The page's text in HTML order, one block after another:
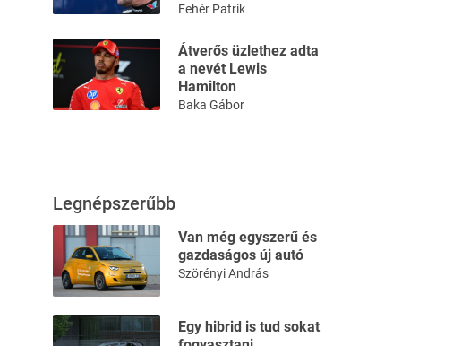
Fehér Patrik
Átverős üzlethez adta
a nevét Lewis
Hamilton
Baka Gábor
Legnépszerűbb
Van még egyszerű és
gazdaságos új autó
Szörényi András
Egy hibrid is tud sokat